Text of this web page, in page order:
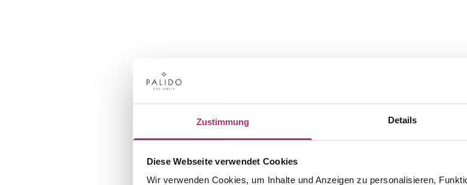
Zustimmung Details
Diese Webseite verwendet Cookies
Wir verwenden Cookies, um Inhalte und Anzeigen zu personalisieren,